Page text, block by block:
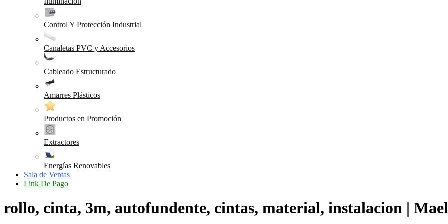
Control Y Protección Industrial
Canaletas PVC y Accesorios
Cableado Estructurado
Amarres Plásticos
Productos en Promoción
Extractores
Energías Renovables
Sala de Ventas
Link De Pago
rollo, cinta, 3m, autofundente, cintas, material, instalacion |